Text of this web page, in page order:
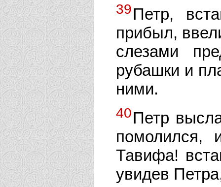
39Петр,
прибыл,
слезами
рубашки и
ними.
40Петр
помолился,
Тавифа!
увидев